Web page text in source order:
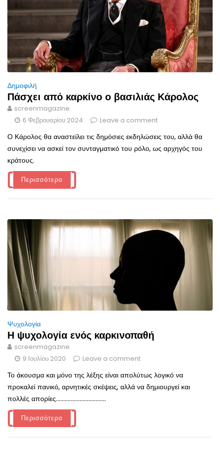
Δημοφιλή
Πάσχει από καρκίνο ο βασιλιάς Κάρολος
screenmagazine
6 Φεβρουαρίου 2024
Leave a comment
Ο Κάρολος θα αναστείλει τις δημόσιες εκδηλώσεις του, αλλά θα
συνεχίσει να ασκεί τον συνταγματικό του ρόλο, ως αρχηγός του
κράτους.
Περισσότερα
Ψυχολογία
Η ψυχολογία ενός καρκινοπαθή
screenmagazine
9 Ιουλίου 2020
Leave a comment
Το άκουσμα και μόνο της λέξης είναι απολύτως λογικό να
προκαλεί πανικό, αρνητικές σκέψεις, αλλά να δημιουργεί και
πολλές απορίες..................................
Περισσότερα